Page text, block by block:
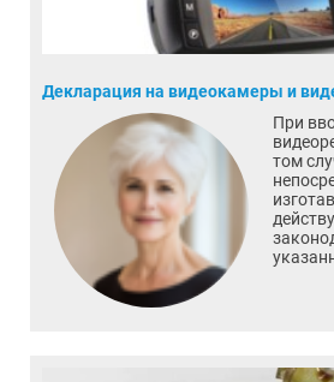
Декларация на видеокамеры и
При
том